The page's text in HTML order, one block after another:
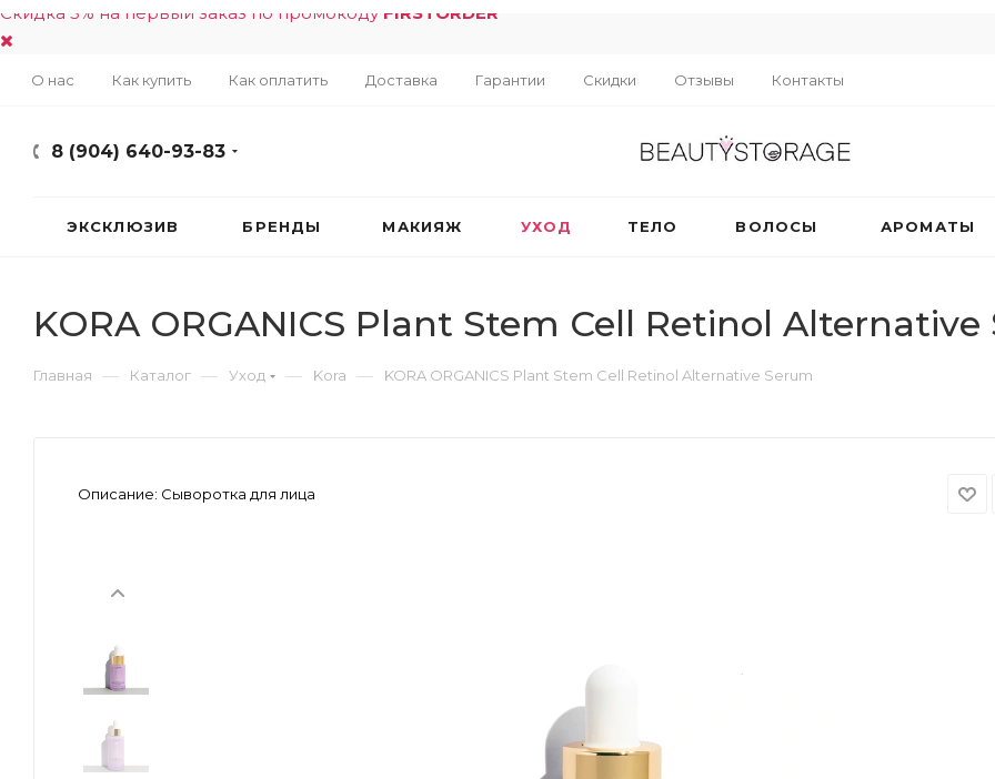
Скидка 5% на первый заказ по промокоду FIRSTORDER
О нас Как купить Как оплатить Доставка Гарантии Скидки Отзывы Контакты
8 (904) 640-93-83
ЭКСКЛЮЗИВ БРЕНДЫ МАКИЯЖ УХОД ТЕЛО ВОЛОСЫ АРОМАТЫ
KORA ORGANICS Plant Stem Cell Retinol Alternative
Главная — Каталог — Уход — Kora — KORA ORGANICS Plant Stem Cell Retinol Alternative Serum
Описание: Сыворотка для лица